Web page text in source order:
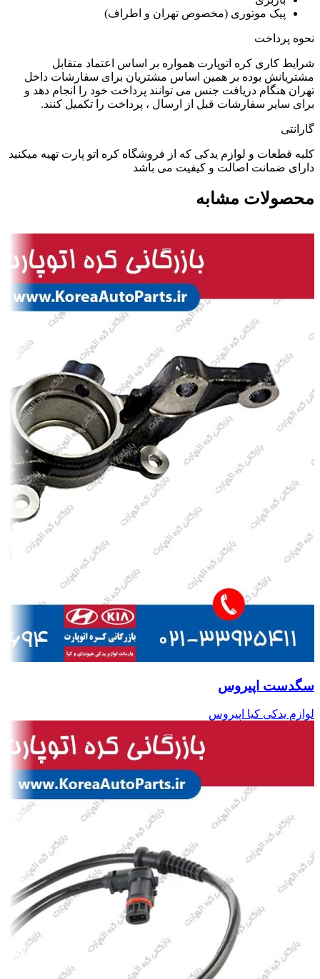
پیک موتوری (مخصوص تهران و اطراف)
نحوه پرداخت
شرایط کاری کره اتوپارت همواره بر اساس اعتماد متقابل
مشتریانش بوده بر همین اساس مشتریان برای سفارشات داخل
تهران هنگام دریافت جنس می توانند پرداخت خود را انجام دهد و
برای سایر سفارشات قبل از ارسال ، پرداخت را تکمیل کنند.
گارانتی
کلیه قطعات و لوازم یدکی که از فروشگاه کره اتو پارت تهیه میکنید
دارای ضمانت اصالت و کیفیت می باشد
محصولات مشابه
سگدست اپیروس
لوازم یدکی کیا اپیروس